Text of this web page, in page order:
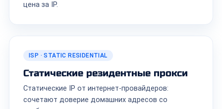
цена за IP.
ISP · STATIC RESIDENTIAL
Статические резидентные прокси
Статические IP от интернет-провайдеров:
сочетают доверие домашних адресов со